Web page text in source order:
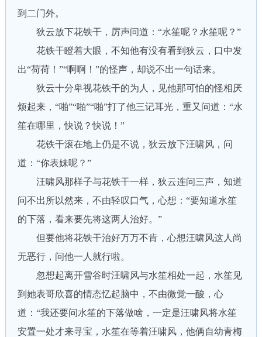
到二门外。
狄云放下花铁干，厉声问道：“水笙呢？水笙呢？”
花铁干瞪着大眼，不知他有没有看到狄云，口中发
出“荷荷！”“啊啊！”的怪声，却说不出一句话来。
狄云十分卑视花铁干的为人，见他那可怕的怪相厌
烦起来，“啪”“啪”“啪”打了他三记耳光，重又问道：“水
笙在哪里，快说？快说！”
花铁干滚在地上仍是不说，狄云放下汪啸风，问
道：“你表妹呢？”
汪啸风那样子与花铁干一样，狄云连问三声，知道
问不出所以然来，不由轻叹口气，心想：“要知道水笙
的下落，看来要先将这两人治好。”
但要他将花铁干治好万万不肯，心想汪啸风这人尚
无恶行，问他一人就行啦。
忽想起离开雪谷时汪啸风与水笙相处一起，水笙见
到她表哥欣喜的情态忆起脑中，不由微觉一酸，心
道：“我还要问水笙的下落做啥，一定是汪啸风将水笙
安置一处才来寻宝，水笙在等着汪啸风，他俩自幼青梅